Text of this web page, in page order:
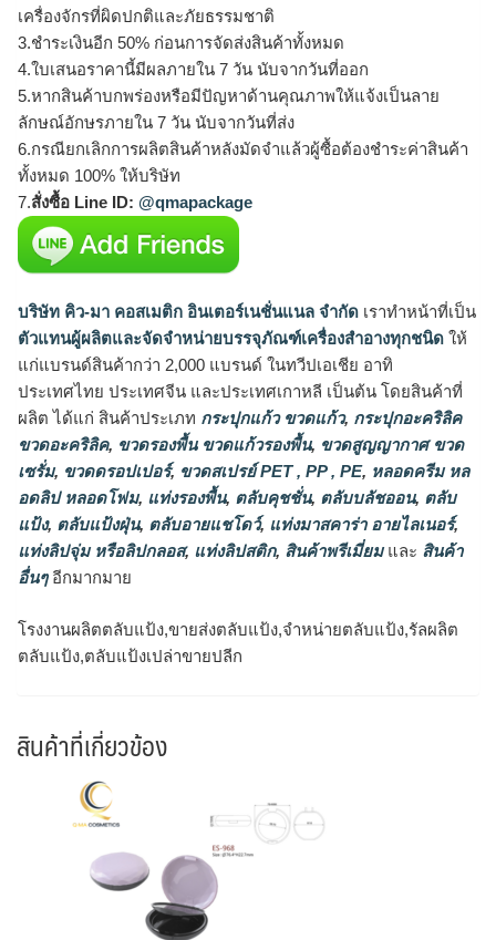
เครื่องจักรที่ผิดปกติและภัยธรรมชาติ
3.ชำระเงินอีก 50% ก่อนการจัดส่งสินค้าทั้งหมด
4.ใบเสนอราคานี้มีผลภายใน 7 วัน นับจากวันที่ออก
5.หากสินค้าบกพร่องหรือมีปัญหาด้านคุณภาพให้แจ้งเป็นลาย
ลักษณ์อักษรภายใน 7 วัน นับจากวันที่ส่ง
6.กรณียกเลิกการผลิตสินค้าหลังมัดจำแล้วผู้ซื้อต้องชำระค่าสินค้า
ทั้งหมด 100% ให้บริษัท
7.สั่งซื้อ Line ID: @qmapackage
บริษัท คิว-มา คอสเมติก อินเตอร์เนชั่นแนล จำกัด เราทำหน้าที่เป็น
ตัวแทนผู้ผลิตและจัดจำหน่ายบรรจุภัณฑ์เครื่องสำอางทุกชนิด ให้
แก่แบรนด์สินค้ากว่า 2,000 แบรนด์ ในทวีปเอเชีย อาทิ
ประเทศไทย ประเทศจีน และประเทศเกาหลี เป็นต้น โดยสินค้าที่
ผลิต ได้แก่ สินค้าประเภท กระปุกแก้ว ขวดแก้ว, กระปุกอะคริลิค
ขวดอะคริลิค, ขวดรองพื้น ขวดแก้วรองพื้น, ขวดสูญญากาศ ขวด
เซรั่ม, ขวดดรอปเปอร์, ขวดสเปรย์ PET , PP , PE, หลอดครีม หล
อดลิป หลอดโฟม, แท่งรองพื้น, ตลับคุชชั่น, ตลับบลัชออน, ตลับ
แป้ง, ตลับแป้งฝุ่น, ตลับอายแชโดว์, แท่งมาสคาร่า อายไลเนอร์,
แท่งลิปจุ่ม หรือลิปกลอส, แท่งลิปสติก, สินค้าพรีเมี่ยมและ สินค้า
อื่นๆอีกมากมาย
โรงงานผลิตตลับแป้ง,ขายส่งตลับแป้ง,จำหน่ายตลับแป้ง,รัลผลิต
ตลับแป้ง,ตลับแป้งเปล่าขายปลีก
สินค้าที่เกี่ยวข้อง